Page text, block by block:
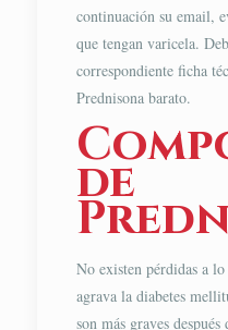
continuación su email,
que tengan varicela.
correspondiente ficha
Prednisona barato.
de
No existen pérdidas a
agrava la diabetes
son más graves